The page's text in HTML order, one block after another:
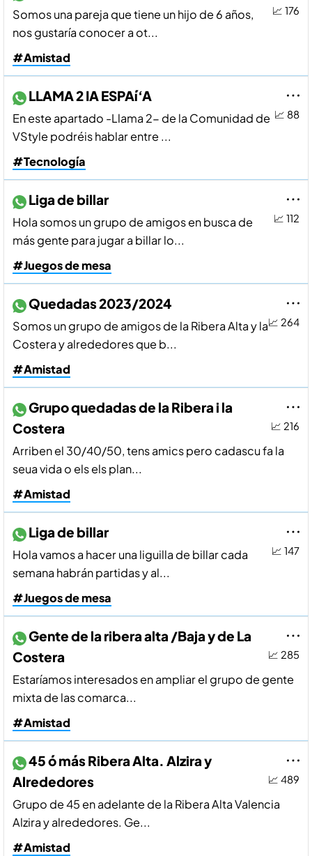
📈 176
Somos una pareja que tiene un hijo de 6 años,
nos gustarí­a conocer a ot...
#Amistad
📈 88
LLAMA 2 IA ESPAí‘A
En este apartado -Llama 2- de la Comunidad de
VStyle podréis hablar entre ...
#Tecnología
📈 112
Liga de billar
Hola somos un grupo de amigos en busca de
más gente para jugar a billar lo...
#Juegos de mesa
📈 264
Quedadas 2023/2024
Somos un grupo de amigos de la Ribera Alta y la
Costera y alrededores que b...
#Amistad
📈 216
Grupo quedadas de la Ribera i la
Costera
Arriben el 30/40/50, tens amics pero cadascu fa la
seua vida o els els plan...
#Amistad
📈 147
Liga de billar
Hola vamos a hacer una liguilla de billar cada
semana habrán partidas y al...
#Juegos de mesa
📈 285
Gente de la ribera alta /Baja y de La
Costera
Estarí­amos interesados en ampliar el grupo de gente
mixta de las comarca...
#Amistad
📈 489
45 ó más Ribera Alta. Alzira y
Alrededores
Grupo de 45 en adelante de la Ribera Alta Valencia
Alzira y alrededores. Ge...
#Amistad